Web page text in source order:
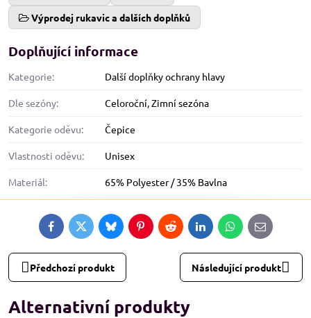
Výprodej rukavic a dalších doplňků
Doplňující informace
Kategorie: Další doplňky ochrany hlavy
Dle sezóny: Celoroční,Zimní sezóna
Kategorie oděvu: Čepice
Vlastnosti oděvu: Unisex
Materiál: 65% Polyester / 35% Bavlna
FacebookTwitterBlueskyPinterestRedditLinkedInWhatsApp
E-
mail
Předchozí produkt Následující produkt
Alternativní produkty